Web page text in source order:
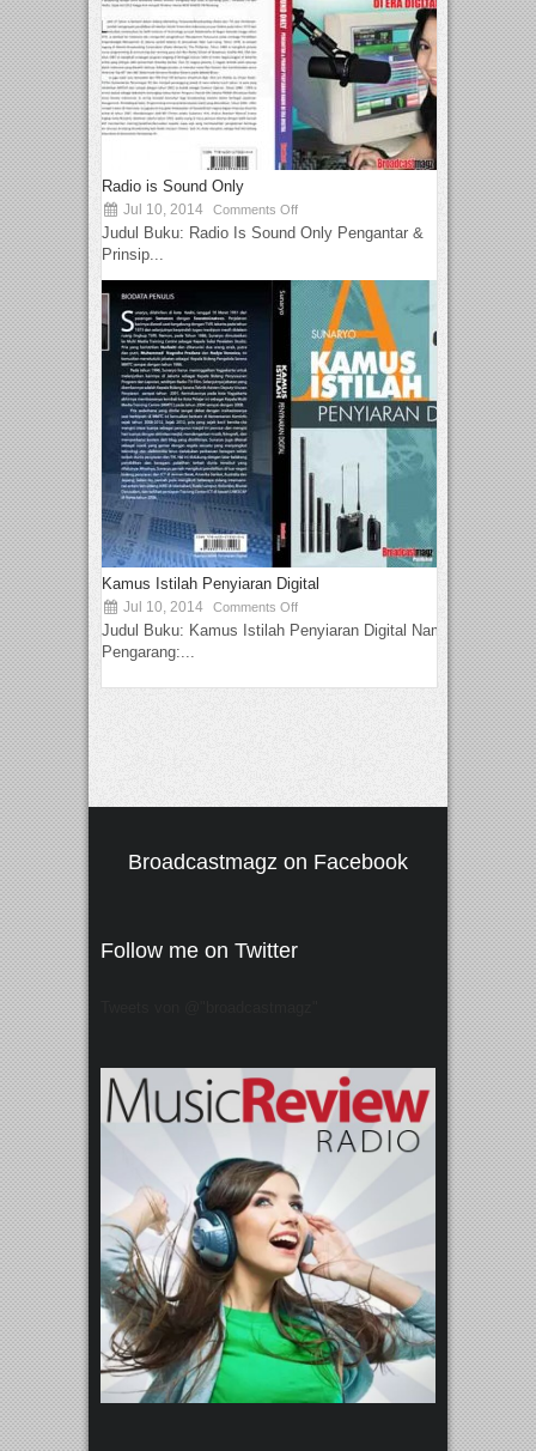
Radio is Sound Only
Jul 10, 2014 Comments Off
Judul Buku: Radio Is Sound Only Pengantar &
Prinsip...
Kamus Istilah Penyiaran Digital
Jul 10, 2014 Comments Off
Judul Buku: Kamus Istilah Penyiaran Digital Nama
Pengarang:...
Broadcastmagz on Facebook
Follow me on Twitter